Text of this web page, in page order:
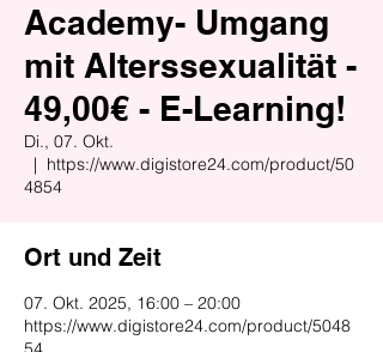
Academy- Umgang
mit Alterssexualität -
49,00€ - E-Learning!
Di., 07. Okt.
  |
https://www.digistore24.com/product/50
4854
Ort und Zeit
07. Okt. 2025, 16:00 – 20:00
https://www.digistore24.com/product/5048